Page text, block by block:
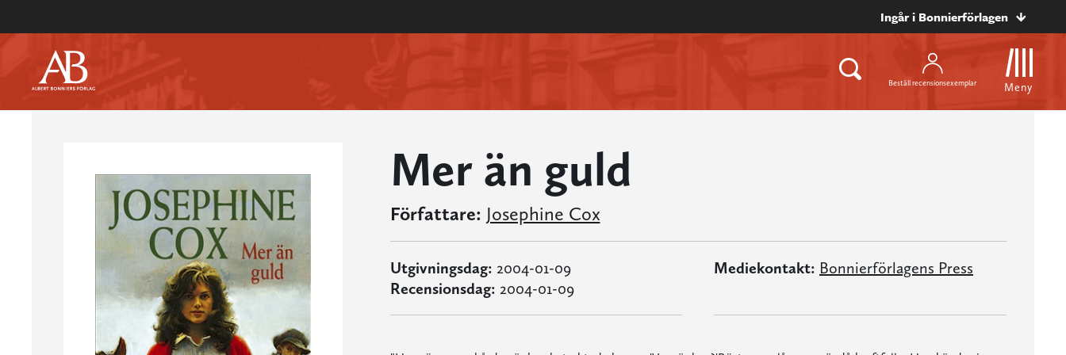
Ingår i Bonnierförlagen
Beställ recensionsexemplar Meny
Mer än guld
Författare: Josephine Cox
Utgivningsdag: 2004-01-09
Recensionsdag: 2004-01-09
Mediekontakt: Bonnierförlagens Press